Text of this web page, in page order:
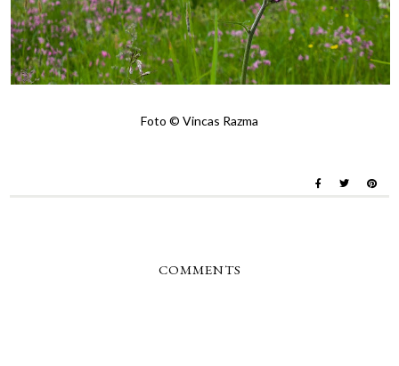
Foto © Vincas Razma
COMMENTS